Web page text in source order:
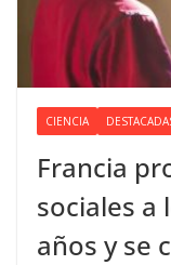
CIENCIA
Francia
sociales a
años y se